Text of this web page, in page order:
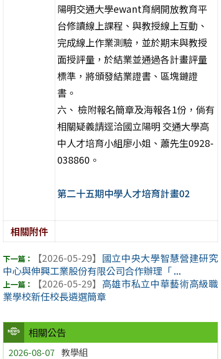
相關公告
2026-08-07 教學組
陽明交通大學ewant育網開放教育平
台修讀線上課程、與教授線上互動、
完成線上作業測驗，並於期末與教授
面授評量，於結業並通過各計畫評量
標準，將頒發結業證書、區塊鏈證
書。
六、 檢附報名簡章及海報各1份，倘有
相關疑義請逕洽國立陽明 交通大學高
中人才培育小組廖小姐、蕭先生0928-
038860。
第二十五期中學人才培育計畫02
相關附件
【2026-05-29】 國立中央大學智慧營建研究
中心與伸興工業股份有限公司合作辦理「 ...
【2026-05-29】 高雄市私立中華藝術高級職
業學校新任校長遴選簡章